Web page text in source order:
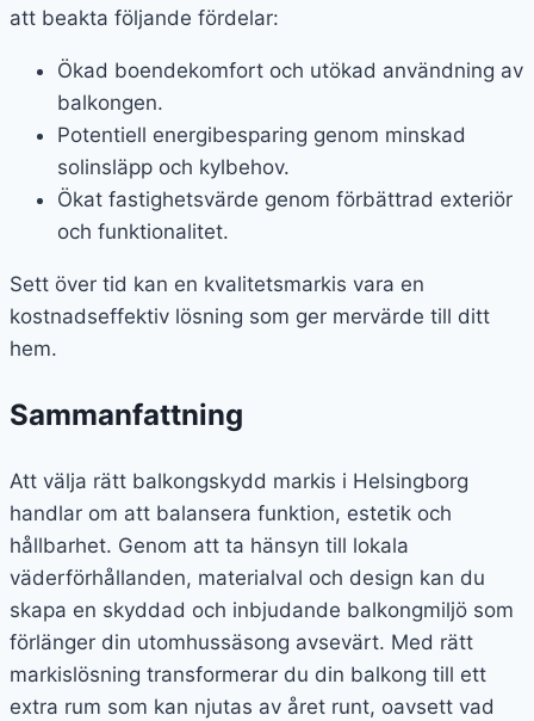
att beakta följande fördelar:
Ökad boendekomfort och utökad användning av
balkongen.
Potentiell energibesparing genom minskad
solinsläpp och kylbehov.
Ökat fastighetsvärde genom förbättrad exteriör
och funktionalitet.
Sett över tid kan en kvalitetsmarkis vara en
kostnadseffektiv lösning som ger mervärde till ditt
hem.
Sammanfattning
Att välja rätt balkongskydd markis i Helsingborg
handlar om att balansera funktion, estetik och
hållbarhet. Genom att ta hänsyn till lokala
väderförhållanden, materialval och design kan du
skapa en skyddad och inbjudande balkongmiljö som
förlänger din utomhussäsong avsevärt. Med rätt
markislösning transformerar du din balkong till ett
extra rum som kan njutas av året runt, oavsett vad